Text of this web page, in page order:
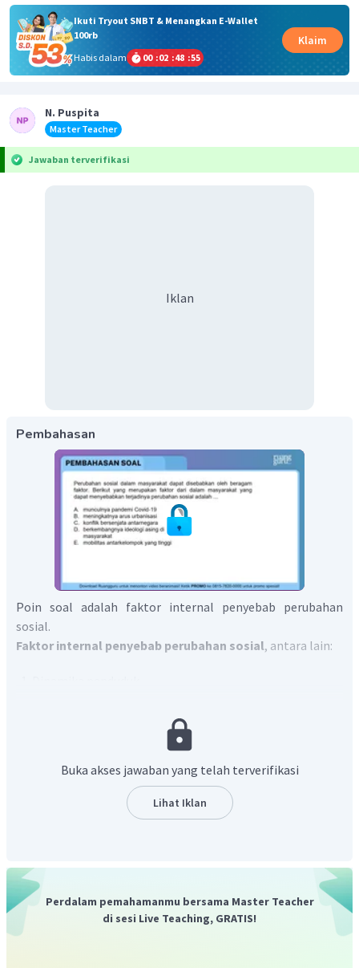
Ikuti Tryout SNBT & Menangkan E-Wallet
100rb
Habis dalam
00 :02 :48 :55
Klaim
N. Puspita
Master Teacher
Jawaban terverifikasi
Iklan
Pembahasan
Poin soal adalah faktor internal penyebab perubahan
sosial.
Faktor internal penyebab perubahan sosial, antara lain:
Pemberontakan dan revolusi dalam masyarakat
Berdasarkan pilihan-pilihan jawaban, yang termasuk
faktor internal perubahan sosial adalah meningkatnya
. Urbanisasi merupakan perpindahan
mana jumlah penduduk di desa berkurang, sedangkan
jumlah penduduk di kota meningkat hingga terjadi
kepadatan.Perpindahan penduduk juga menimbulkan
permasalahan
.Misalnya, di desa akan terjadi kekurangan
Buka akses jawaban yang telah terverifikasi
Lihat Iklan
Perdalam pemahamanmu bersama Master Teacher
di sesi Live Teaching, GRATIS!